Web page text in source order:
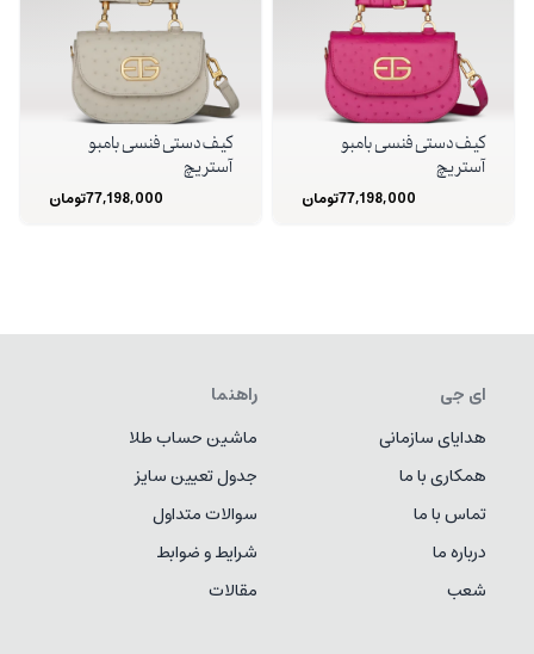
کیف دستی فنسی بامبو
آستریچ
77,198,000تومان
کیف دستی فنسی بامبو
آستریچ
77,198,000تومان
ای جی
هدایای سازمانی
همکاری با ما
تماس با ما
درباره ما
شعب
راهنما
ماشین حساب طلا
جدول تعیین سایز
سوالات متداول
شرایط و ضوابط
مقالات